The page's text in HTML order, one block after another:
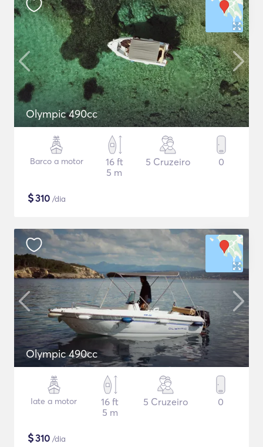
Olympic 490cc
Barco a motor
16 ft
5 m
5 Cruzeiro 0
$310 /dia
Olympic 490cc
Iate a motor
16 ft
5 m
5 Cruzeiro 0
$310 /dia